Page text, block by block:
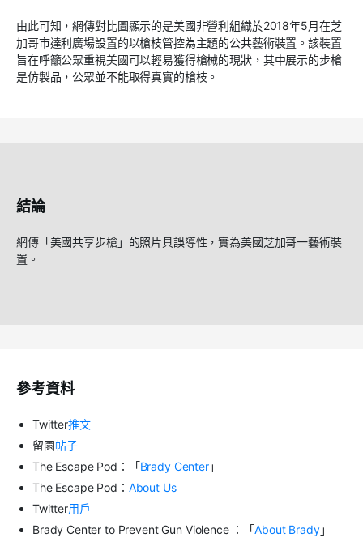
由此可知，網傳對比圖顯示的是美國非營利組織於2018年5月在芝
加哥市達利廣場設置的以槍枝管控為主題的公共藝術裝置。該裝置
旨在呼籲公眾重視美國可以輕易獲得槍械的現狀，其中展示的步槍
是仿製品，公眾並不能取得真實的槍枝。
結論
網傳「美國共享步槍」的照片具誤導性，實為美國芝加哥一藝術裝
置。
參考資料
Twitter推文
留園帖子
The Escape Pod：「Brady Center」
The Escape Pod： About Us
Twitter用戶
Brady Center to Prevent Gun Violence ：「About Brady」